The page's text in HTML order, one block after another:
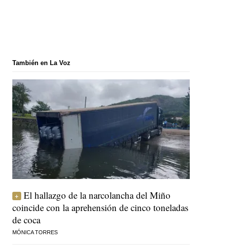
También en La Voz
El hallazgo de la narcolancha del Miño
coincide con la aprehensión de cinco toneladas
de coca
MÓNICA TORRES